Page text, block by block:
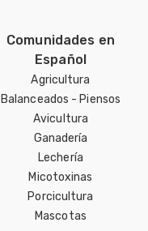
Comunidades en
Español
Agricultura
Balanceados - Piensos
Avicultura
Ganadería
Lechería
Micotoxinas
Porcicultura
Mascotas